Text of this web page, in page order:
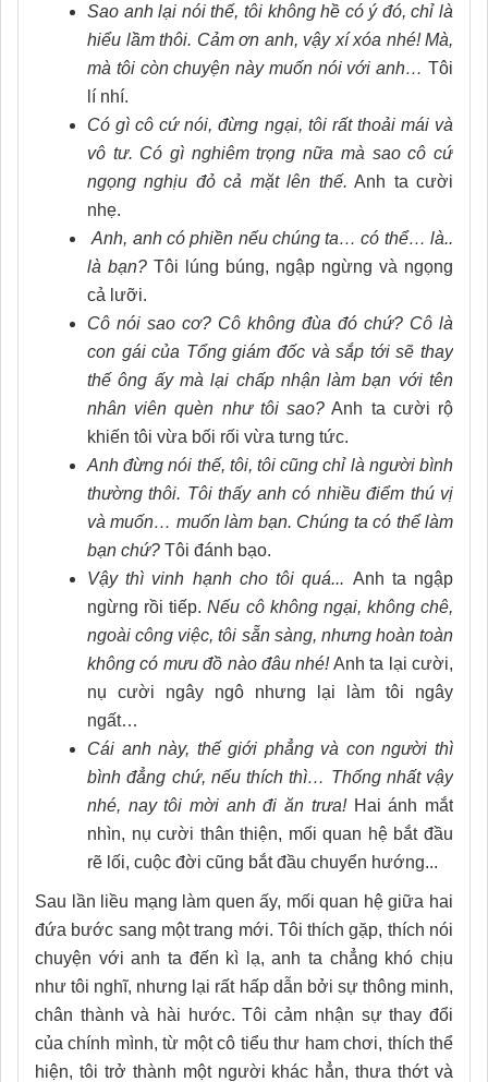
Sao anh lại nói thế, tôi không hề có ý đó, chỉ là
hiểu lầm thôi. Cảm ơn anh, vậy xí xóa nhé! Mà,
mà tôi còn chuyện này muốn nói với anh… Tôi
lí nhí.
Có gì cô cứ nói, đừng ngại, tôi rất thoải mái và
vô tư. Có gì nghiêm trọng nữa mà sao cô cứ
ngọng nghịu đỏ cả mặt lên thế. Anh ta cười
nhẹ.
Anh, anh có phiền nếu chúng ta… có thể… là..
là bạn? Tôi lúng búng, ngập ngừng và ngọng
cả lưỡi.
Cô nói sao cơ? Cô không đùa đó chứ? Cô là
con gái của Tổng giám đốc và sắp tới sẽ thay
thế ông ấy mà lại chấp nhận làm bạn với tên
nhân viên quèn như tôi sao? Anh ta cười rộ
khiến tôi vừa bối rối vừa tưng tức.
Anh đừng nói thế, tôi, tôi cũng chỉ là người bình
thường thôi. Tôi thấy anh có nhiều điểm thú vị
và muốn… muốn làm bạn. Chúng ta có thể làm
bạn chứ? Tôi đánh bạo.
Vậy thì vinh hạnh cho tôi quá... Anh ta ngập
ngừng rồi tiếp.Nếu cô không ngại, không chê,
ngoài công việc, tôi sẵn sàng, nhưng hoàn toàn
không có mưu đồ nào đâu nhé!Anh ta lại cười,
nụ cười ngây ngô nhưng lại làm tôi ngây
ngất…
Cái anh này, thế giới phẳng và con người thì
bình đẳng chứ, nếu thích thì… Thống nhất vậy
nhé, nay tôi mời anh đi ăn trưa! Hai ánh mắt
nhìn, nụ cười thân thiện, mối quan hệ bắt đầu
rẽ lối, cuộc đời cũng bắt đầu chuyển hướng...
Sau lần liều mạng làm quen ấy, mối quan hệ giữa hai
đứa bước sang một trang mới. Tôi thích gặp, thích nói
chuyện với anh ta đến kì lạ, anh ta chẳng khó chịu
như tôi nghĩ, nhưng lại rất hấp dẫn bởi sự thông minh,
chân thành và hài hước. Tôi cảm nhận sự thay đổi
của chính mình, từ một cô tiểu thư ham chơi, thích thể
hiện, tôi trở thành một người khác hẳn, thưa thớt và